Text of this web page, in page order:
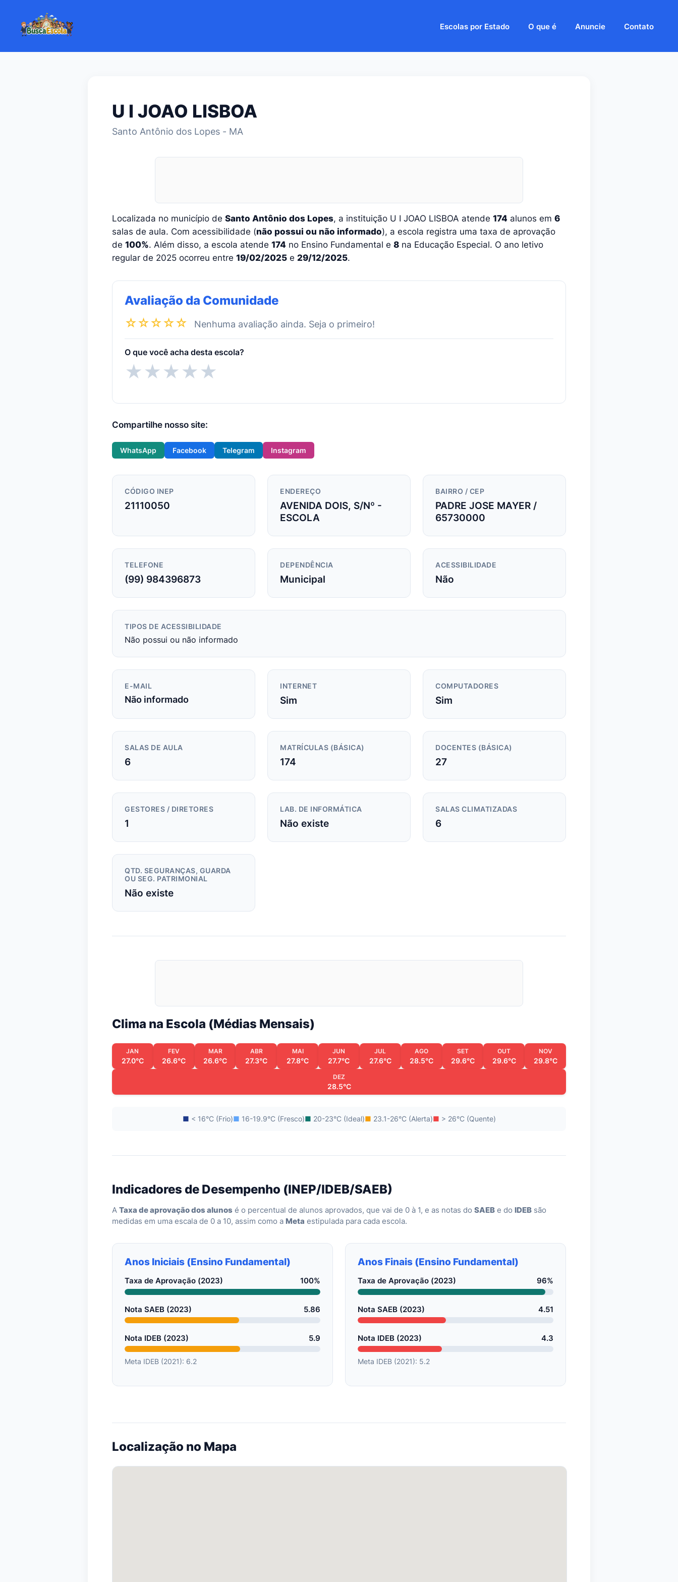
Escolas por Estado O que é Anuncie Contato
U I JOAO LISBOA
Santo Antônio dos Lopes - MA
Localizada no município de Santo Antônio dos Lopes, a instituição U I JOAO LISBOA atende 174 alunos em 6
salas de aula. Com acessibilidade (não possui ou não informado), a escola registra uma taxa de aprovação
de 100%. Além disso, a escola atende 174 no Ensino Fundamental e 8 na Educação Especial. O ano letivo
regular de 2025 ocorreu entre 19/02/2025 e 29/12/2025.
Avaliação da Comunidade
☆☆☆☆☆
Nenhuma avaliação ainda. Seja o primeiro!
O que você acha desta escola?
★★★★★
Compartilhe nosso site:
WhatsApp Facebook Telegram Instagram
CÓDIGO INEP
21110050
ENDEREÇO
AVENIDA DOIS, S/Nº -
ESCOLA
BAIRRO / CEP
PADRE JOSE MAYER /
65730000
TELEFONE
(99) 984396873
DEPENDÊNCIA
Municipal
ACESSIBILIDADE
Não
TIPOS DE ACESSIBILIDADE
Não possui ou não informado
E-MAIL
Não informado
INTERNET
Sim
COMPUTADORES
Sim
SALAS DE AULA
6
MATRÍCULAS (BÁSICA)
174
DOCENTES (BÁSICA)
27
GESTORES / DIRETORES
1
LAB. DE INFORMÁTICA
Não existe
SALAS CLIMATIZADAS
6
QTD. SEGURANÇAS, GUARDA
OU SEG. PATRIMONIAL
Não existe
Clima na Escola (Médias Mensais)
JAN
27.0°C
FEV
26.6°C
MAR
26.6°C
ABR
27.3°C
MAI
27.8°C
JUN
27.7°C
JUL
27.6°C
AGO
28.5°C
SET
29.6°C
OUT
29.6°C
NOV
29.8°C
DEZ
28.5°C
■ < 16°C (Frio)■ 16-19.9°C (Fresco)■ 20-23°C (Ideal)■ 23.1-26°C (Alerta)■ > 26°C (Quente)
Indicadores de Desempenho (INEP/IDEB/SAEB)
A Taxa de aprovação dos alunos é o percentual de alunos aprovados, que vai de 0 à 1, e as notas do SAEB e do IDEB são
medidas em uma escala de 0 a 10, assim como a Meta estipulada para cada escola.
Anos Iniciais (Ensino Fundamental)
Taxa de Aprovação (2023) 100%
Nota SAEB (2023) 5.86
Nota IDEB (2023) 5.9
Meta IDEB (2021): 6.2
Anos Finais (Ensino Fundamental)
Taxa de Aprovação (2023) 96%
Nota SAEB (2023) 4.51
Nota IDEB (2023) 4.3
Meta IDEB (2021): 5.2
Localização no Mapa